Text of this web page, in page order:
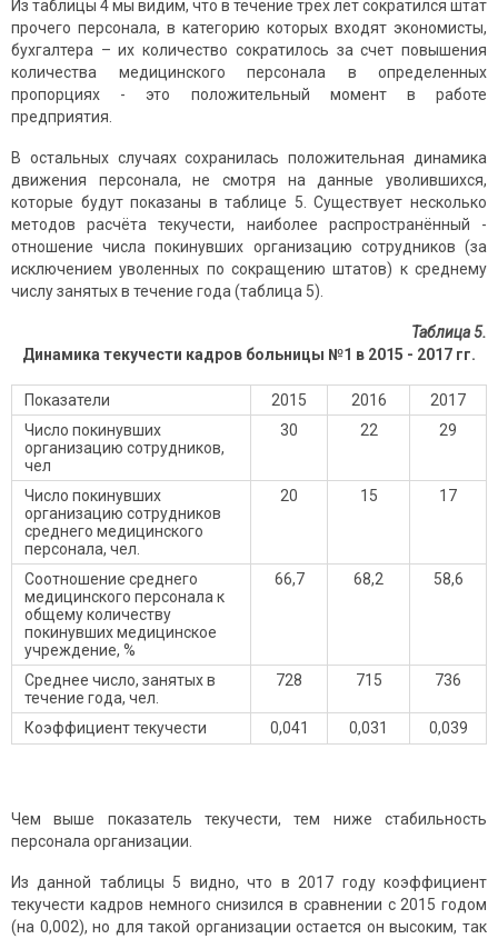
Из таблицы 4 мы видим, что в течение трех лет сократился штат
прочего персонала, в категорию которых входят экономисты,
бухгалтера – их количество сократилось за счет повышения
количества медицинского персонала в определенных
пропорциях - это положительный момент в работе
предприятия.
В остальных случаях сохранилась положительная динамика
движения персонала, не смотря на данные уволившихся,
которые будут показаны в таблице 5. Существует несколько
методов расчёта текучести, наиболее распространённый -
отношение числа покинувших организацию сотрудников (за
исключением уволенных по сокращению штатов) к среднему
числу занятых в течение года (таблица 5).
Таблица 5.
Динамика текучести кадров больницы №1 в 2015 - 2017 гг.
Показатели 2015 2016
2017
Число покинувших
организацию сотрудников,
чел
30 22 29
Число покинувших
организацию сотрудников
среднего медицинского
персонала, чел.
20 15 17
Соотношение среднего
медицинского персонала к
общему количеству
покинувших медицинское
учреждение, %
66,7 68,2 58,6
Среднее число, занятых в
течение года, чел.
728 715 736
Коэффициент текучести 0,041 0,031 0,039
Чем выше показатель текучести, тем ниже стабильность
персонала организации.
Из данной таблицы 5 видно, что в 2017 году коэффициент
текучести кадров немного снизился в сравнении с 2015 годом
(на 0,002), но для такой организации остается он высоким, так